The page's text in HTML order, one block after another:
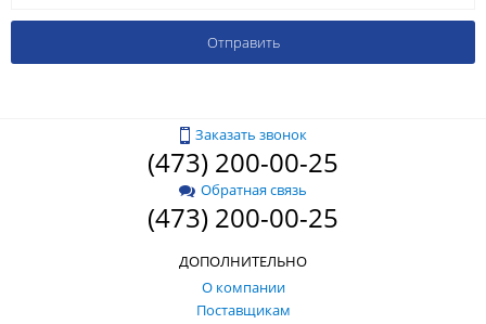
Заказать звонок
(473) 200-00-25
Обратная связь
(473) 200-00-25
ДОПОЛНИТЕЛЬНО
О компании
Поставщикам